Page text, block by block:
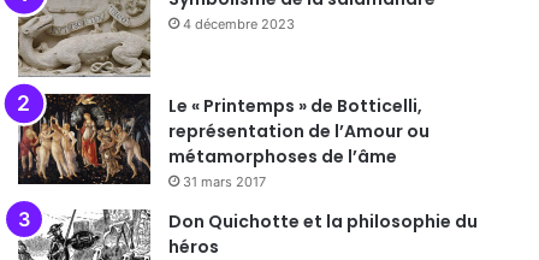
4 décembre 2023
Le « Printemps » de Botticelli,
représentation de l’Amour ou
métamorphoses de l’âme
31 mars 2017
Don Quichotte et la philosophie du
héros